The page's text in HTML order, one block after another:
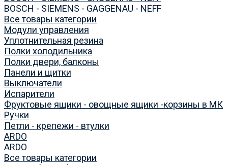
BOSCH - SIEMENS - GAGGENAU - NEFF
Все товары категории
Модули управления
Уплотнительная резина
Полки холодильника
Полки двери, балконы
Панели и щитки
Выключатели
Испарители
Фруктовые ящики - овощные ящики -корзины в МК
Ручки
Петли - крепежи - втулки
ARDO
ARDO
Все товары категории